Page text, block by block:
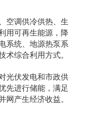
空调供冷供热、生
用可再生能源，降
系统、地源热泵系
综合利用方式。
光伏发电和市政供
先进行储能，满足
产生经济收益。